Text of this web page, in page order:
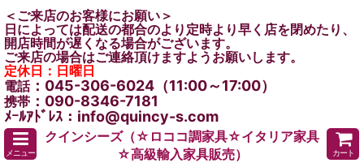
＜ご来店のお客様にお願い＞
日によっては配送の都合のより定時より早く店を閉めたり、
開店時間が遅くなる場合がございます。
ご来店の場合はご連絡頂けますようお願いします。
定休日：日曜日
電話：045-306-6024（11:00～17:00）
携帯 ：090-8346-7181
ﾒｰﾙｱﾄﾞﾚｽ：info@quincy-s.com
メニュー
クインシーズ（☆ロココ調家具☆イタリア家具
☆高級輸入家具販売）
カート